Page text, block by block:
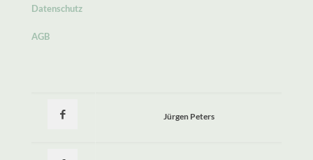
Datenschutz
AGB
Jürgen Peters